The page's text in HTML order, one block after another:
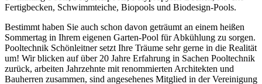
Fertigbecken, Schwimmteiche, Biopools und Biodesign-Pools.
Bestimmt haben Sie auch schon davon geträumt an einem heißen
Sommertag in Ihrem eigenen Garten-Pool für Abkühlung zu sorgen.
Pooltechnik Schönleitner setzt Ihre Träume sehr gerne in die Realität
um! Wir blicken auf über 20 Jahre Erfahrung in Sachen Pooltechnik
zurück, arbeiten Jahrzehnte mit renommierten Architekten und
Bauherren zusammen, sind angesehenes Mitglied in der Vereinigung